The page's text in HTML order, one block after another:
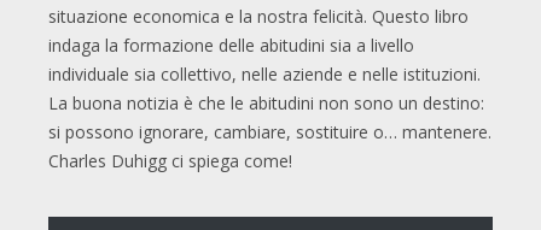
situazione economica e la nostra felicità. Questo libro
indaga la formazione delle abitudini sia a livello
individuale sia collettivo, nelle aziende e nelle istituzioni.
La buona notizia è che le abitudini non sono un destino:
si possono ignorare, cambiare, sostituire o… mantenere.
Charles Duhigg ci spiega come!